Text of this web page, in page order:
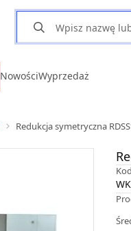
NowościWyprzedaż
Redukcja symetryczna